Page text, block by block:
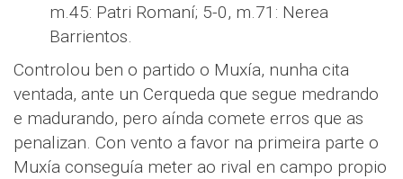
m.45: Patri Romaní; 5-0, m.71: Nerea
Barrientos.
Controlou ben o partido o Muxía, nunha cita
ventada, ante un Cerqueda que segue medrando
e madurando, pero aínda comete erros que as
penalizan. Con vento a favor na primeira parte o
Muxía conseguía meter ao rival en campo propio